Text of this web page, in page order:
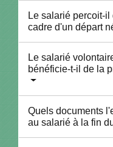
Le salarié percoit-
cadre d'un départ
Le salarié
bénéficie-t-il de la
Quels documents
au salarié à la fin